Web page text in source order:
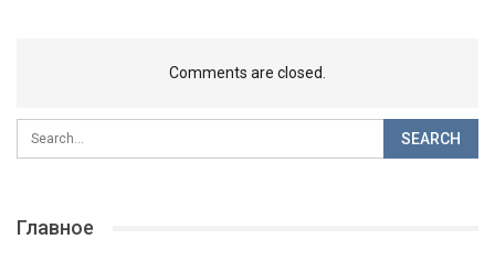
Comments are closed.
Главное